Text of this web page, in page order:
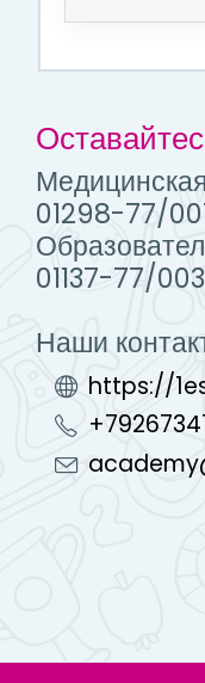
01298-77/
01137-77/
Наши
https://